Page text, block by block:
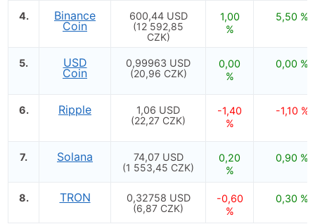
4. Binance
Coin
600,44 USD
(12 592,85
CZK)
1,00
%
5,50 %
5. USD
Coin
0,99963 USD
(20,96 CZK)
0,00
%
0,00 %
6. Ripple
1,06 USD
(22,27 CZK)
-1,40
%
-1,10 %
7. Solana
74,07 USD
(1 553,45 CZK)
0,20
%
0,90 %
8. TRON
0,32758 USD
(6,87 CZK)
-0,60
%
0,30 %